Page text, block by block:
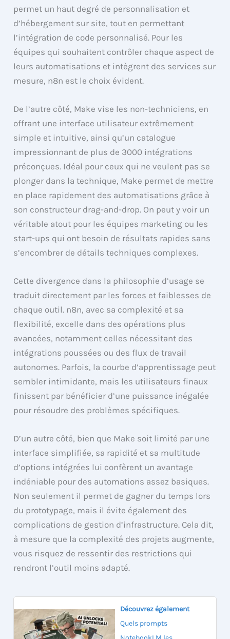
permet un haut degré de personnalisation et
d’hébergement sur site, tout en permettant
l’intégration de code personnalisé. Pour les
équipes qui souhaitent contrôler chaque aspect de
leurs automatisations et intègrent des services sur
mesure, n8n est le choix évident.
De l’autre côté, Make vise les non-techniciens, en
offrant une interface utilisateur extrêmement
simple et intuitive, ainsi qu’un catalogue
impressionnant de plus de 3000 intégrations
préconçues. Idéal pour ceux qui ne veulent pas se
plonger dans la technique, Make permet de mettre
en place rapidement des automatisations grâce à
son constructeur drag-and-drop. On peut y voir un
véritable atout pour les équipes marketing ou les
start-ups qui ont besoin de résultats rapides sans
s’encombrer de détails techniques complexes.
Cette divergence dans la philosophie d’usage se
traduit directement par les forces et faiblesses de
chaque outil. n8n, avec sa complexité et sa
flexibilité, excelle dans des opérations plus
avancées, notamment celles nécessitant des
intégrations poussées ou des flux de travail
autonomes. Parfois, la courbe d’apprentissage peut
sembler intimidante, mais les utilisateurs finaux
finissent par bénéficier d’une puissance inégalée
pour résoudre des problèmes spécifiques.
D’un autre côté, bien que Make soit limité par une
interface simplifiée, sa rapidité et sa multitude
d’options intégrées lui confèrent un avantage
indéniable pour des automations assez basiques.
Non seulement il permet de gagner du temps lors
du prototypage, mais il évite également des
complications de gestion d’infrastructure. Cela dit,
à mesure que la complexité des projets augmente,
vous risquez de ressentir des restrictions qui
rendront l’outil moins adapté.
Découvrez également
Quels prompts